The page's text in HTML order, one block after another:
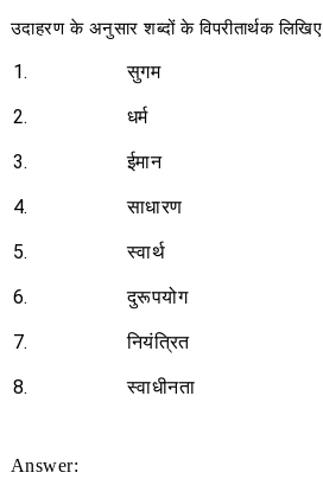
उदाहरण के अनुसार शब्दों के विपरीतार्थक लिखिए
1.
सुगम
2.
धर्म
3.
ईमान
4.
साधारण
5.
स्वार्थ
6.
दुरूपयोग
7.
नियंत्रित
8.
स्वाधीनता
Answer: